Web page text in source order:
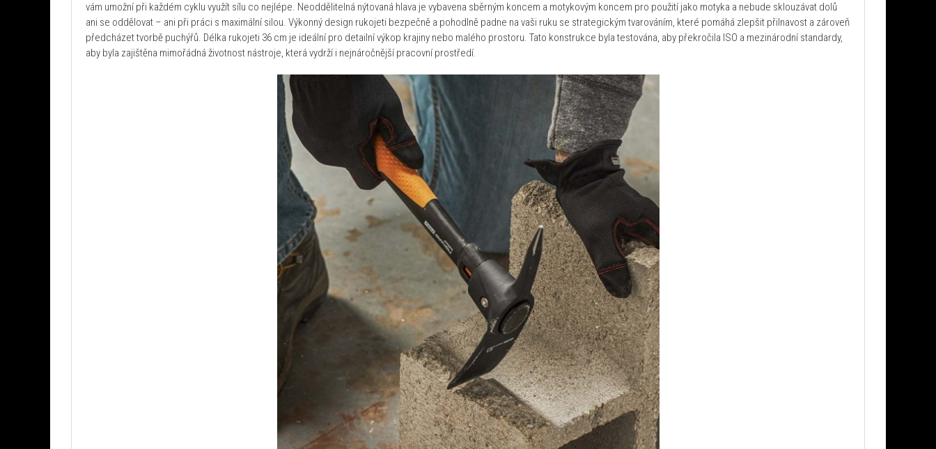
vám umožní při každém cyklu využít sílu co nejlépe. Neoddělitelná nýtovaná hlava je vybavena sběrným koncem a motykovým koncem pro použití jako motyka a nebude sklouzávat dolů
ani se oddělovat – ani při práci s maximální silou. Výkonný design rukojeti bezpečně a pohodlně padne na vaši ruku se strategickým tvarováním, které pomáhá zlepšit přilnavost a zároveň
předcházet tvorbě puchýřů. Délka rukojeti 36 cm je ideální pro detailní výkop krajiny nebo malého prostoru. Tato konstrukce byla testována, aby překročila ISO a mezinárodní standardy,
aby byla zajištěna mimořádná životnost nástroje, která vydrží i nejnáročnější pracovní prostředí.